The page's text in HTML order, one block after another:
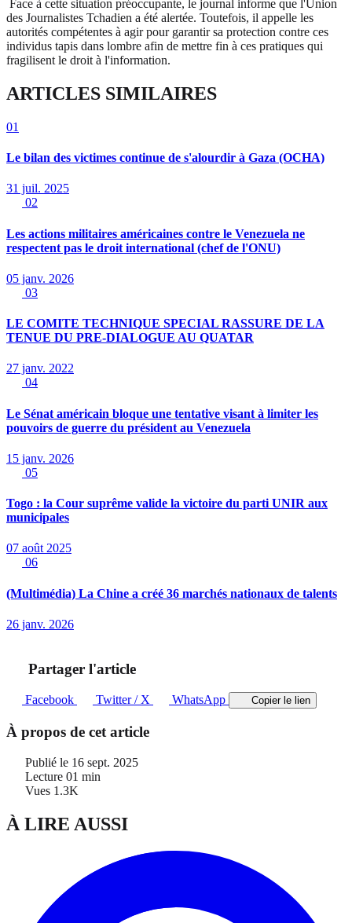
Face à cette situation préoccupante, le journal informe que l'Union
des Journalistes Tchadien a été alertée. Toutefois, il appelle les
autorités compétentes à agir pour garantir sa protection contre ces
individus tapis dans lombre afin de mettre fin à ces pratiques qui
fragilisent le droit à l'information.
ARTICLES SIMILAIRES
01
Le bilan des victimes continue de s'alourdir à Gaza (OCHA)
31 juil. 2025
02
Les actions militaires américaines contre le Venezuela ne
respectent pas le droit international (chef de l'ONU)
05 janv. 2026
03
LE COMITE TECHNIQUE SPECIAL RASSURE DE LA
TENUE DU PRE-DIALOGUE AU QUATAR
27 janv. 2022
04
Le Sénat américain bloque une tentative visant à limiter les
pouvoirs de guerre du président au Venezuela
15 janv. 2026
05
Togo : la Cour suprême valide la victoire du parti UNIR aux
municipales
07 août 2025
06
(Multimédia) La Chine a créé 36 marchés nationaux de talents
26 janv. 2026
Partager l'article
Facebook Twitter / X WhatsApp Copier le lien
À propos de cet article
Publié le 16 sept. 2025
Lecture 01 min
Vues 1.3K
À LIRE AUSSI